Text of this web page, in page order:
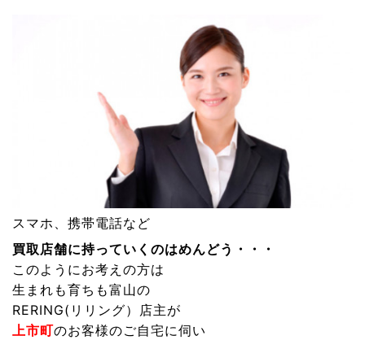
スマホ、携帯電話など
買取店舗に持っていくのはめんどう・・・
このようにお考えの方は
生まれも育ちも富山の
RERING(リリング） 店主が
上市町のお客様のご自宅に伺い